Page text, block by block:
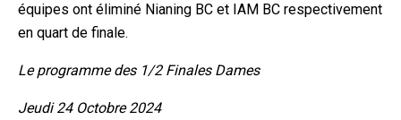
équipes ont éliminé Nianing BC et IAM BC respectivement
en quart de finale.
Le programme des 1/2 Finales Dames
Jeudi 24 Octobre 2024